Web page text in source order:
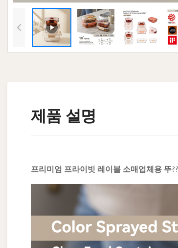
제품 설명
프리미엄 프라이빗 레이블 소매업체용 뚜